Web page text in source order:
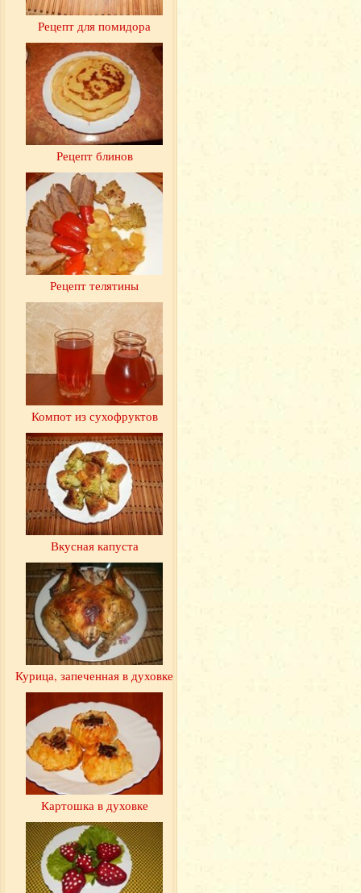
Рецепт для помидора
Рецепт блинов
Рецепт телятины
Компот из сухофруктов
Вкусная капуста
Курица, запеченная в духовке
Картошка в духовке